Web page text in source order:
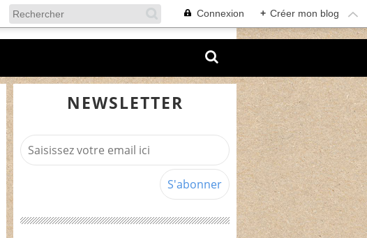
Connexion + Créer mon blog
NEWSLETTER